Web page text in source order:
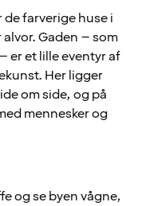
farverige huse i
Gaden – som
er et lille eventyr af
Her ligger
om side, og på
mennesker og
og se byen vågne,